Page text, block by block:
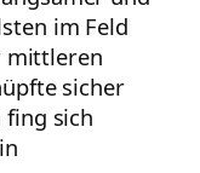
im Feld
mittleren
sicher
sich